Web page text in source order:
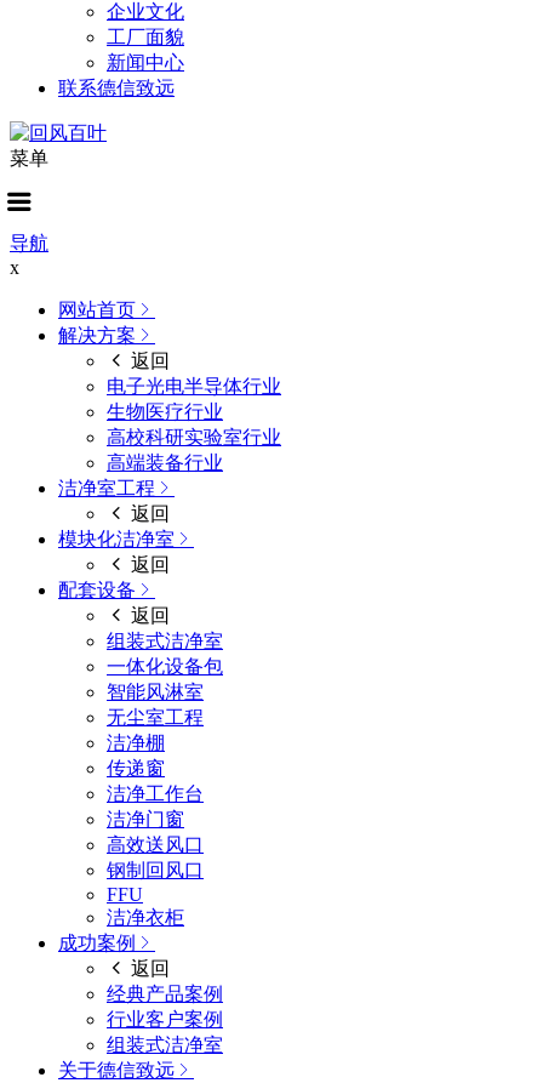
企业文化
工厂面貌
新闻中心
联系德信致远
菜单
导航
x
网站首页
解决方案
返回
电子光电半导体行业
生物医疗行业
高校科研实验室行业
高端装备行业
洁净室工程
返回
模块化洁净室
返回
配套设备
返回
组装式洁净室
一体化设备包
智能风淋室
无尘室工程
洁净棚
传递窗
洁净工作台
洁净门窗
高效送风口
钢制回风口
FFU
洁净衣柜
成功案例
返回
经典产品案例
行业客户案例
组装式洁净室
关于德信致远